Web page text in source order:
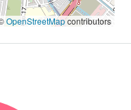
OpenStreetMapcontributors